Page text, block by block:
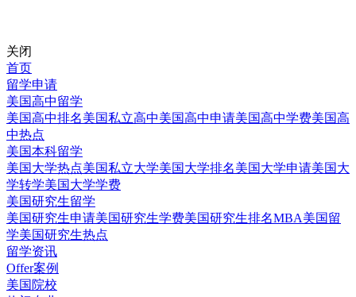
关闭
首页
留学申请
美国高中留学
美国高中排名美国私立高中美国高中申请美国高中学费美国高
中热点
美国本科留学
美国大学热点美国私立大学美国大学排名美国大学申请美国大
学转学美国大学学费
美国研究生留学
美国研究生申请美国研究生学费美国研究生排名MBA美国留
学美国研究生热点
留学资讯
Offer案例
美国院校